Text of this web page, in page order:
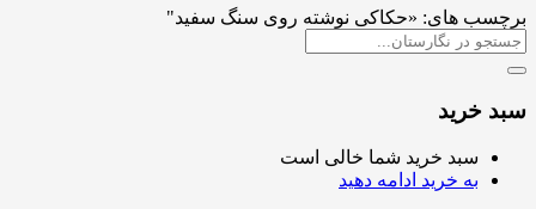
برچسب های: «حکاکی نوشته روی سنگ سفید"
سبد خرید
سبد خرید شما خالی است
به خرید ادامه دهید